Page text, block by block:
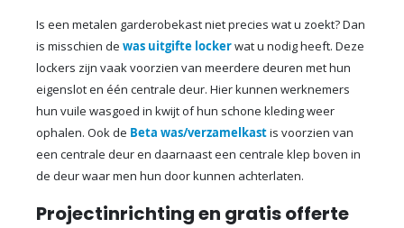
Is een metalen garderobekast niet precies wat u zoekt? Dan
is misschien de was uitgifte lockerwat u nodig heeft. Deze
lockers zijn vaak voorzien van meerdere deuren met hun
eigenslot en één centrale deur. Hier kunnen werknemers
hun vuile wasgoed in kwijt of hun schone kleding weer
ophalen. Ook de Beta was/verzamelkastis voorzien van
een centrale deur en daarnaast een centrale klep boven in
de deur waar men hun door kunnen achterlaten.
Projectinrichting en gratis offerte